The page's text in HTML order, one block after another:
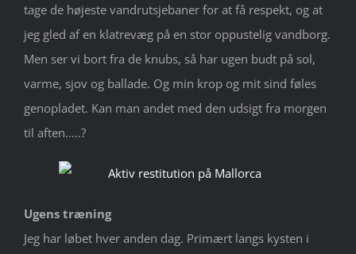
tage de højeste vandrutsjebaner for at få respekt, og at
jeg gled af en klatrevæg på en stor oppustelig vandborg.
Men ser vi bort fra de knubs, så har ugen budt på sol,
varme, sjov og ballade. Og min krop og mit sind føles
genopladet. Kan man andet med den udsigt fra morgen
til aften…..?
Ugens træning
Jeg har løbet hver anden dag. Primært langs kysten i